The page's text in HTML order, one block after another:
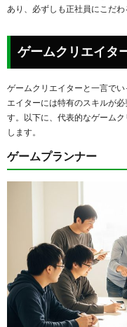
あり、必ずしも正社員にこだわ
ゲームクリエイタ
ゲームクリエイターと一言で
エイターには特有のスキルが
す。以下に、代表的なゲーム
します。
ゲームプランナー